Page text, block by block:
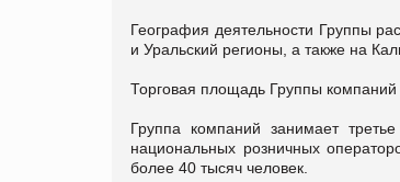
География деятельности Группы
и Уральский регионы, а также на
Торговая площадь Группы
Группа компаний занимает
национальных розничных
более 40 тысяч человек.